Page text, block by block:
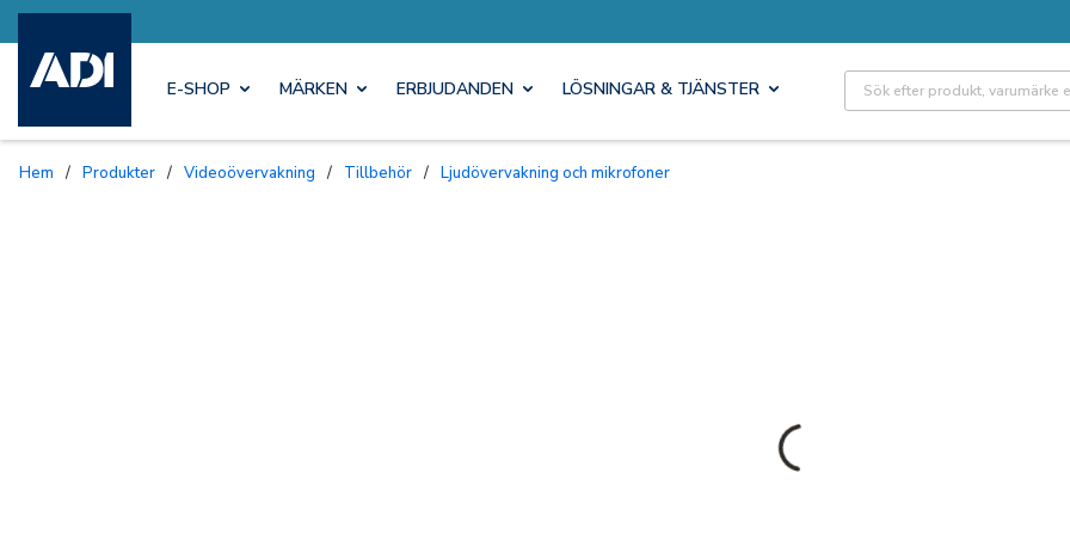
E-SHOP MÄRKEN ERBJUDANDEN LÖSNINGAR & TJÄNSTER Site Search
Hem / Produkter / Videoövervakning / Tillbehör / Ljudövervakning och mikrofoner